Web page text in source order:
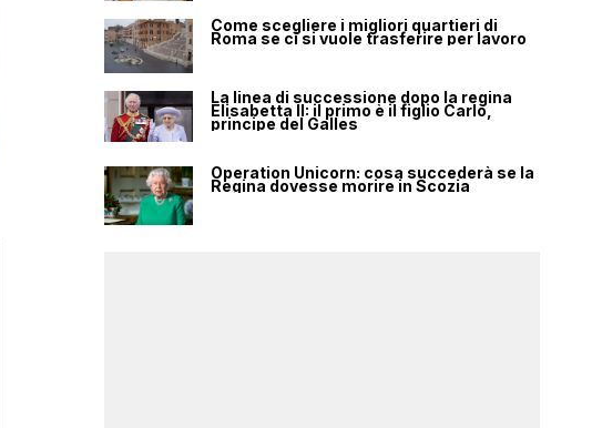
Come scegliere i migliori quartieri di
Roma se ci si vuole trasferire per lavoro
La linea di successione dopo la regina
Elisabetta II: il primo è il figlio Carlo,
principe del Galles
Operation Unicorn: cosa succederà se la
Regina dovesse morire in Scozia